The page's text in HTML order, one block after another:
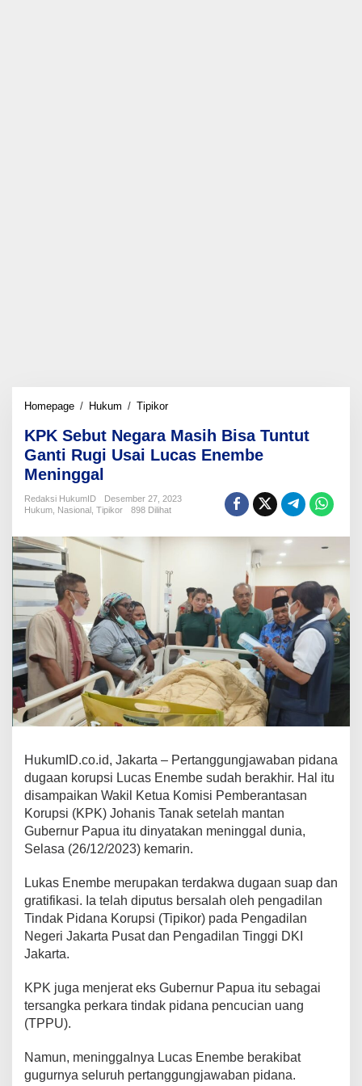
Homepage / Hukum / TipikorKPK
Negara
Masih
Bisa
Ganti
Rugi
Lucas
KPK Sebut Negara Masih Bisa Tuntut
Ganti Rugi Usai Lucas Enembe
Meninggal
Redaksi HukumID
Desember 27, 2023
Hukum Nasional Tipikor 898 Dilihat
HukumID.co.id, Jakarta – Pertanggungjawaban pidana
dugaan korupsi Lucas Enembe sudah berakhir. Hal itu
disampaikan Wakil Ketua Komisi Pemberantasan
Korupsi (KPK) Johanis Tanak setelah mantan
Gubernur Papua itu dinyatakan meninggal dunia,
Selasa (26/12/2023) kemarin.
Lukas Enembe merupakan terdakwa dugaan suap dan
gratifikasi. Ia telah diputus bersalah oleh pengadilan
Tindak Pidana Korupsi (Tipikor) pada Pengadilan
Negeri Jakarta Pusat dan Pengadilan Tinggi DKI
Jakarta.
KPK juga menjerat eks Gubernur Papua itu sebagai
tersangka perkara tindak pidana pencucian uang
(TPPU).
Namun, meninggalnya Lucas Enembe berakibat
gugurnya seluruh pertanggungjawaban pidana.